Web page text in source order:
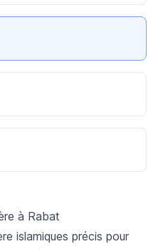
à Rabat
islamiques précis pour